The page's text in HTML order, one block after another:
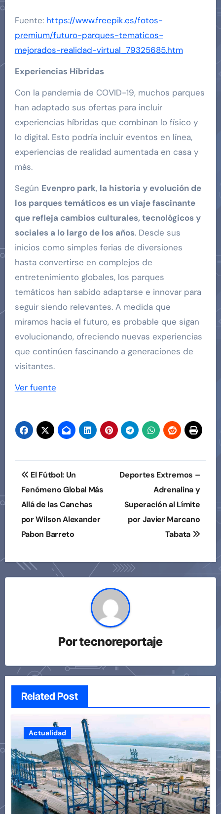
Fuente: https://www.freepik.es/fotos-
premium/futuro-parques-tematicos-
mejorados-realidad-virtual_79325685.htm
Experiencias Híbridas
Con la pandemia de COVID-19, muchos parques
han adaptado sus ofertas para incluir
experiencias híbridas que combinan lo físico y
lo digital. Esto podría incluir eventos en línea,
experiencias de realidad aumentada en casa y
más.
Según Evenpro park, la historia y evolución de
los parques temáticos es un viaje fascinante
que refleja cambios culturales, tecnológicos y
sociales a lo largo de los años. Desde sus
inicios como simples ferias de diversiones
hasta convertirse en complejos de
entretenimiento globales, los parques
temáticos han sabido adaptarse e innovar para
seguir siendo relevantes. A medida que
miramos hacia el futuro, es probable que sigan
evolucionando, ofreciendo nuevas experiencias
que continúen fascinando a generaciones de
visitantes.
Navegación
entradas
Ver fuente
Navegación
de
entradas
El Fútbol: Un
Fenómeno Global Más
Allá de las Canchas
por Wilson Alexander
Pabon Barreto
Deportes Extremos –
Adrenalina y
Superación al Límite
por Javier Marcano
Tabata
Portecnoreportaje
Related Post
Actualidad